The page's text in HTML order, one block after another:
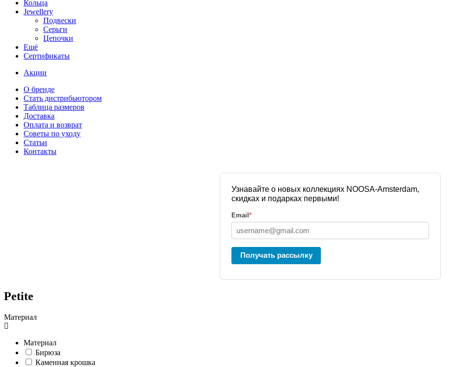
Кольца
Jewellery
Подвески
Серьги
Цепочки
Ещё
Сертификаты
Акции
О бренде
Стать дистрибьютором
Таблица размеров
Доставка
Оплата и возврат
Советы по уходу
Статьи
Контакты
Узнавайте о новых коллекциях NOOSA-Amsterdam,
скидках и подарках первыми!
Email *
Получать рассылку
Petite
Материал
Материал
Бирюза
Каменная крошка